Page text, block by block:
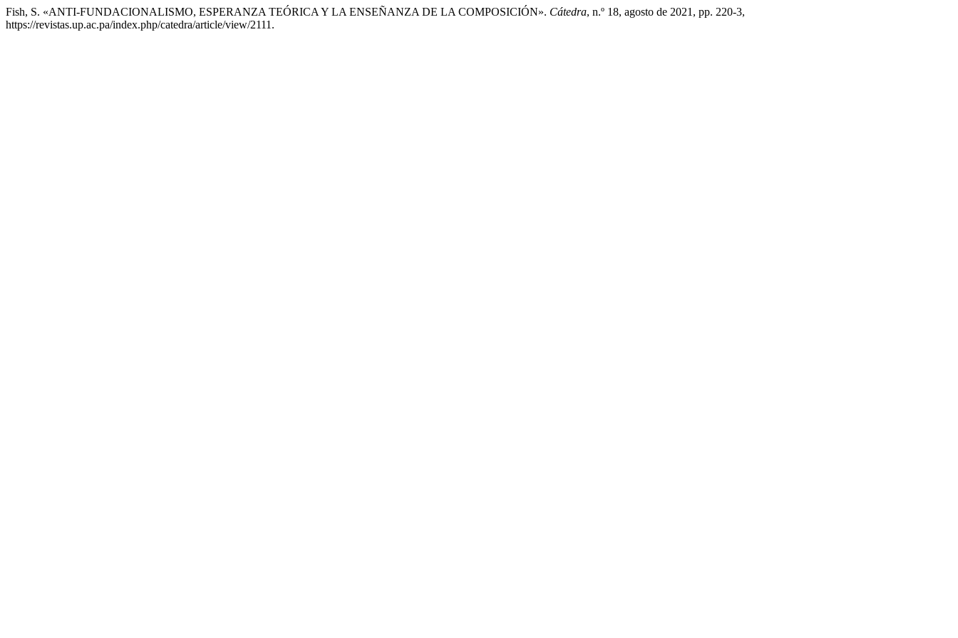
Fish, S. «ANTI-FUNDACIONALISMO, ESPERANZA TEÓRICA Y LA ENSEÑANZA DE LA COMPOSICIÓN». Cátedra, n.º 18, agosto de 2021, pp. 220-3,
https://revistas.up.ac.pa/index.php/catedra/article/view/2111.